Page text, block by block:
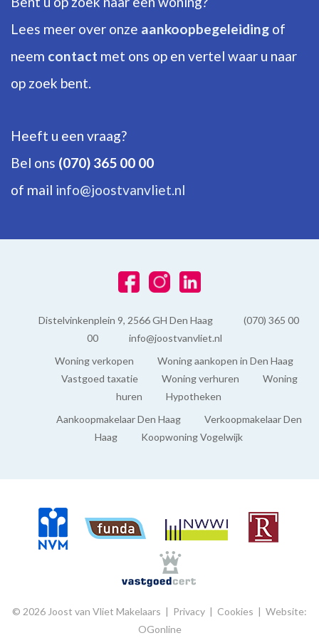
Verwarming
C.V.-ketel
BUITENRUIMTE
Beschutte ligging
Tuin
Aangebouwd steen
Lees meer over onze aankoopbegeleiding of
neem contact met ons op en vertel waar u naar
op zoek bent.
Heeft u een vraag?
Bel ons (070) 365 00 00
of mail info@joostvanvliet.nl
Distelvinkenplein 9, 2566 GH Den Haag
(070) 365 00
00
info@joostvanvliet.nl
Woning verkopen
Woning aankopen in Den Haag
Vastgoed taxatie
Woning verhuren
Woning
huren
Hypotheken
Aankoopmakelaar Den Haag
Verkoopmakelaar Den
Haag
Koopwoning Vogelwijk
© 2026 Joost van Vliet Makelaars | Privacy | Cookies | Website:
OGonline